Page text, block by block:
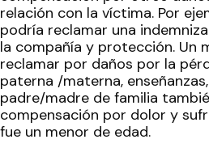
relación con la víctima. Por
podría reclamar una
la compañía y protección. Un
reclamar por daños por la
paterna /materna,
padre/madre de familia
compensación por dolor y
fue un menor de edad.